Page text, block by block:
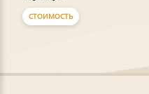
СТОИМОСТЬ